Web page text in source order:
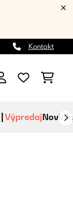
Kontakt
Výpredaj